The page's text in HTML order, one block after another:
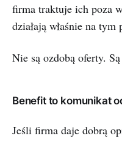
firma traktuje ich poza
działają właśnie na tym
Nie są ozdobą oferty.
Benefit to komunikat
Jeśli firma daje dobrą